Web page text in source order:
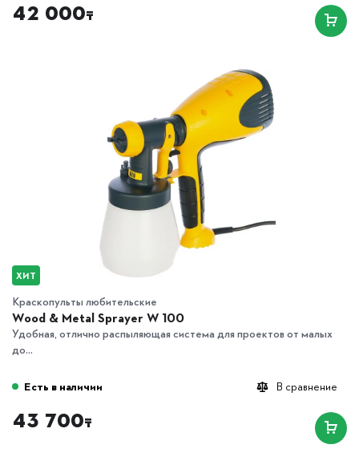
42 000₸
ХИТ
Краскопульты любительские
Wood & Metal Sprayer W 100
Удобная, отлично распыляющая система для проектов от малых
до...
В сравнение
Есть в наличии
43 700₸